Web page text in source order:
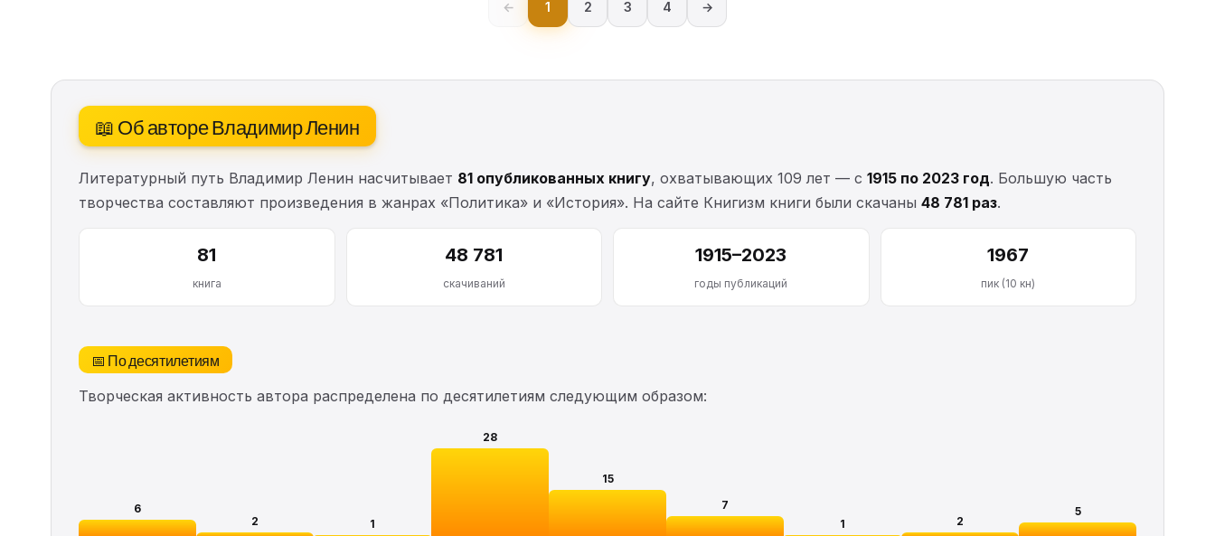
← 1 2 3 4 →
📖 Об авторе Владимир Ленин
Литературный путь Владимир Ленин насчитывает 81 опубликованных книгу, охватывающих 109 лет — с 1915 по 2023 год. Большую часть
творчества составляют произведения в жанрах «Политика» и «История». На сайте Книгизм книги были скачаны 48 781 раз.
81
книга
48 781
скачиваний
1915–2023
годы публикаций
1967
пик (10 кн)
📅 По десятилетиям
Творческая активность автора распределена по десятилетиям следующим образом:
6
2 1
28
15
7
1 2
5